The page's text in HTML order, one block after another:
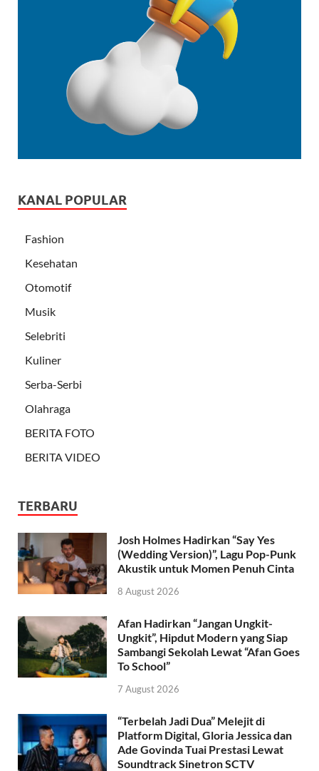
KANAL POPULAR
Fashion
Kesehatan
Otomotif
Musik
Selebriti
Kuliner
Serba-Serbi
Olahraga
BERITA FOTO
BERITA VIDEO
TERBARU
Josh Holmes Hadirkan “Say Yes
(Wedding Version)”, Lagu Pop-Punk
Akustik untuk Momen Penuh Cinta
8 August 2026
Afan Hadirkan “Jangan Ungkit-
Ungkit”, Hipdut Modern yang Siap
Sambangi Sekolah Lewat “Afan Goes
To School”
7 August 2026
“Terbelah Jadi Dua” Melejit di
Platform Digital, Gloria Jessica dan
Ade Govinda Tuai Prestasi Lewat
Soundtrack Sinetron SCTV